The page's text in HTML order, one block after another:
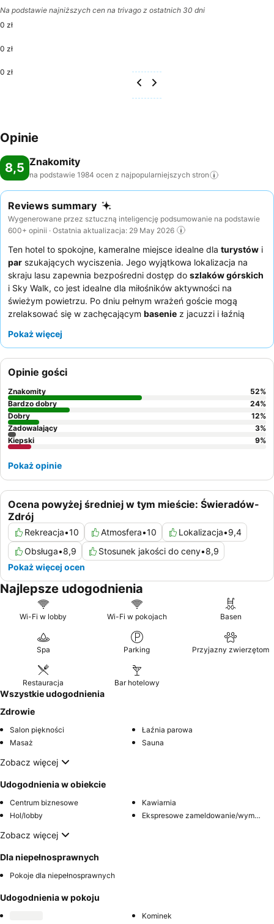
Na podstawie najniższych cen na trivago z ostatnich 30 dni
0 zł
0 zł
0 zł
Opinie
8,5 Znakomity
na podstawie 1984 ocen z najpopularniejszych stron
Reviews summary
Wygenerowane przez sztuczną inteligencję podsumowanie na podstawie
600+ opinii · Ostatnia aktualizacja: 29 May 2026
Ten hotel to spokojne, kameralne miejsce idealne dla turystów i
par szukających wyciszenia. Jego wyjątkowa lokalizacja na
skraju lasu zapewnia bezpośredni dostęp do szlaków górskich
i Sky Walk, co jest idealne dla miłośników aktywności na
świeżym powietrzu. Po dniu pełnym wrażeń goście mogą
zrelaksować się w zachęcającym basenie z jacuzzi i łaźnią
śniadaniowe niezmiennie zbierają wysokie oceny. Aby w pełni
ogród, co zapewni większy spokój.
Pokaż więcej
Ocena powyżej średniej w tym mieście: Świeradów-
Zdrój
Rekreacja•10 Atmosfera•10 Lokalizacja•9,4
Obsługa•8,9 Stosunek jakości do ceny•8,9
Pokaż więcej ocen
Opinie gości
Znakomity 52%
Bardzo dobry
24%
Dobry
12%
Zadowalający
3%
Kiepski
9%
Pokaż opinie
Najlepsze udogodnienia
Wi-Fi w lobby Wi-Fi w pokojach Basen
Spa Parking Przyjazny zwierzętom
Restauracja Bar hotelowy
Wszystkie udogodnienia
Zdrowie
Salon piękności
Łaźnia parowa
Masaż
Sauna
Zobacz więcej
Udogodnienia w obiekcie
Centrum biznesowe
Kawiarnia
Hol/lobby
Ekspresowe zameldowanie/wymeldowanie
Zobacz więcej
Dla niepełnosprawnych
Pokoje dla niepełnosprawnych
Udogodnienia w pokoju
Kominek